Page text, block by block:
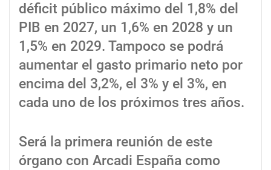
déficit público máximo del 1,8% del
PIB en 2027, un 1,6% en 2028 y un
1,5% en 2029. Tampoco se podrá
aumentar el gasto primario neto por
encima del 3,2%, el 3% y el 3%, en
cada uno de los próximos tres años.
Será la primera reunión de este
órgano con Arcadi España como